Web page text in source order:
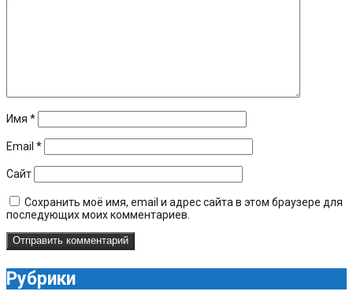
Имя *
Email *
Сайт
Сохранить моё имя, email и адрес сайта в этом браузере для
последующих моих комментариев.
Рубрики